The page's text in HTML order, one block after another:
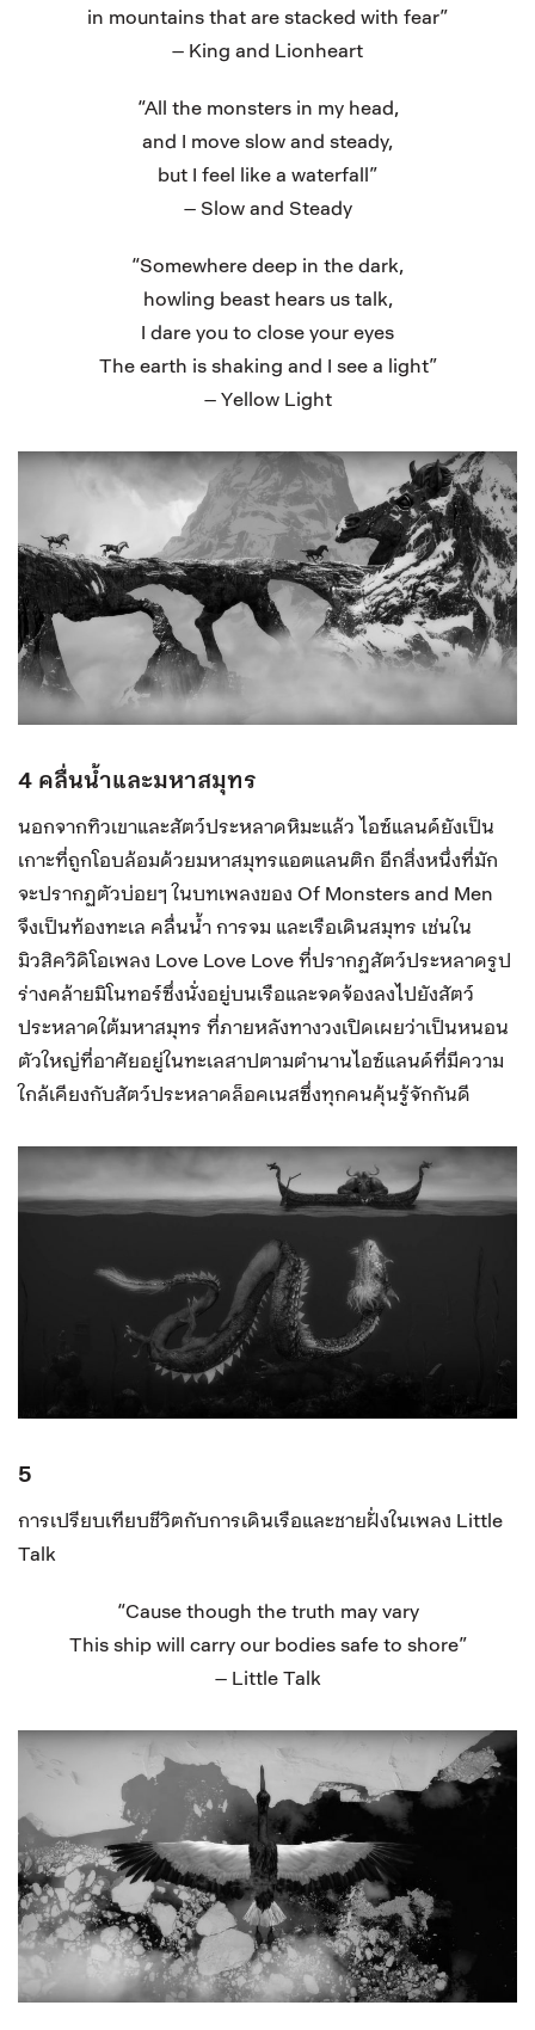
in mountains that are stacked with fear”
– King and Lionheart
“All the monsters in my head,
and I move slow and steady,
but I feel like a waterfall”
– Slow and Steady
“Somewhere deep in the dark,
howling beast hears us talk,
I dare you to close your eyes
The earth is shaking and I see a light”
– Yellow Light
4 คลื่นน้ำและมหาสมุทร
นอกจากทิวเขาและสัตว์ประหลาดหิมะแล้ว ไอซ์แลนด์ยังเป็น
เกาะที่ถูกโอบล้อมด้วยมหาสมุทรแอตแลนติก อีกสิ่งหนึ่งที่มัก
จะปรากฏตัวบ่อยๆ ในบทเพลงของ Of Monsters and Men
จึงเป็นท้องทะเล คลื่นน้ำ การจม และเรือเดินสมุทร เช่นใน
มิวสิควิดิโอเพลง Love Love Love ที่ปรากฏสัตว์ประหลาดรูป
ร่างคล้ายมิโนทอร์ซึ่งนั่งอยู่บนเรือและจดจ้องลงไปยังสัตว์
ประหลาดใต้มหาสมุทร ที่ภายหลังทางวงเปิดเผยว่าเป็นหนอน
ตัวใหญ่ที่อาศัยอยู่ในทะเลสาปตามตำนานไอซ์แลนด์ที่มีความ
ใกล้เคียงกับสัตว์ประหลาดล็อคเนสซึ่งทุกคนคุ้นรู้จักกันดี
5
การเปรียบเทียบชีวิตกับการเดินเรือและชายฝั่งในเพลง Little
Talk
“Cause though the truth may vary
This ship will carry our bodies safe to shore”
– Little Talk